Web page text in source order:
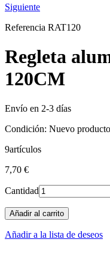
Siguiente
Referencia RAT120
Regleta
120CM
Envío en 2-3 días
Condición: Nuevo producto
9artículos
7,70 €
Cantidad
Añadir al carrito
Añadir a la lista de deseos